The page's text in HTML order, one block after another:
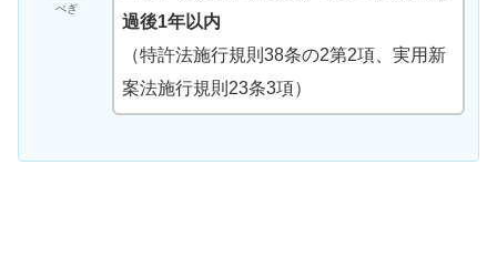
ぺぎ
過後1年以内
（特許法施行規則38条の2第2項、実用新
案法施行規則23条3項）